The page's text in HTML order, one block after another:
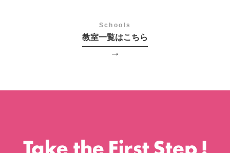
Schools
教室一覧はこちら
→